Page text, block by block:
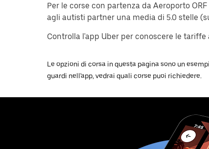
Per le corse con partenza da Aeroporto
agli autisti partner una media di 5.0 stelle
Controlla l'app Uber per conoscere le
Le opzioni di corsa in questa pagina sono un
guardi nell'app, vedrai quali corse puoi richiedere.